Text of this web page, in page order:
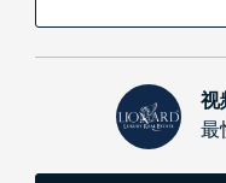
视
最